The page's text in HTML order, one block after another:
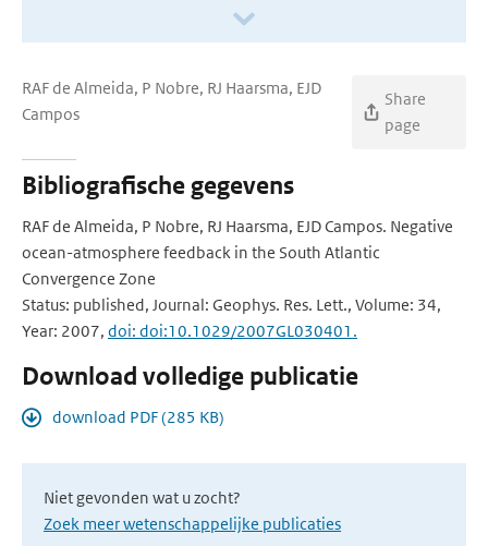
RAF de Almeida, P Nobre, RJ Haarsma, EJD
Campos
Share
page
Bibliografische gegevens
RAF de Almeida, P Nobre, RJ Haarsma, EJD Campos. Negative
ocean-atmosphere feedback in the South Atlantic
Convergence Zone
Status: published, Journal: Geophys. Res. Lett., Volume: 34,
Year: 2007, doi: doi:10.1029/2007GL030401.
Download volledige publicatie
download PDF (285 KB)
Niet gevonden wat u zocht?
Zoek meer wetenschappelijke publicaties